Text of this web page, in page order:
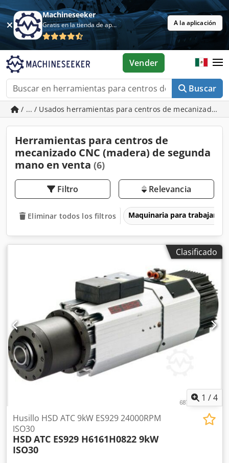
Machineseeker
Gratis en la tienda de aplicaciones A la aplicación
Buscar
Vender
/ ... / Usados herramientas para centros de mecanizado
Herramientas para centros de
mecanizado CNC (madera) de segunda
mano en venta (6)
Filtro Relevancia
Eliminar todos los filtros Maquinaria para trabajar la
Clasificado
1 /4
Husillo HSD ATC 9kW ES929 24000RPM
ISO30
HSDATC ES929 H6161H0822 9kW
ISO30